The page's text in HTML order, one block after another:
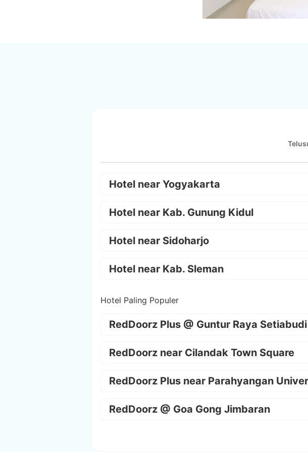
Hotel near Yogyakarta
Hotel near Kab. Gunung Kidul
Hotel near Sidoharjo
Hotel near Kab. Sleman
Hotel Paling Populer
RedDoorz Plus @ Guntur Raya Setiabudi
RedDoorz near Cilandak Town Square
RedDoorz Plus near Parahyangan
RedDoorz @ Goa Gong Jimbaran